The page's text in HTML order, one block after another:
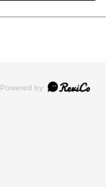
Powered by